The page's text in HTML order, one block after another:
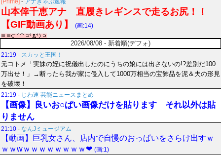
[Prime] - アナきゃぷ速報
山本倖千恵アナ 直履きレギンスで走るお尻！！
【GIF動画あり】
(画:14)
2026/08/08 - 新着順(デフォ)
21:19 - スカッと王国！
元コトメ「実妹の姪に祝儀出したのにうちの娘には出さないの!?差別だ100
万出せ！」→断ったら我が家に侵入して1000万相当の宝飾品を泥＆夫の形見
を破壊！
21:19 - じわ速 芸能ニュースまとめ
【画像】良いお○ぱい画像だけを貼ります それ以外は貼
りません
21:10 - なんJミュージアム
【動画】巨乳女さん、店内で自慢のおっぱいをさらけ出すｗ
ｗｗwｗｗｗｗｗｗｗｗ❤ (画:1)